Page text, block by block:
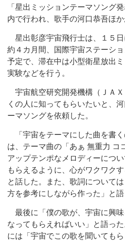
「星出ミッションテーマソング
内で行われ、歌手の河口恭吾ほか
星出彰彦宇宙飛行士は、１５日
約４カ月間、国際宇宙ステーシ
予定で、滞在中は小型衛星放出
実験などを行う。
宇宙航空研究開発機構（ＪＡ
くの人に知ってもらいたいと、
ーマソングを依頼した。
「宇宙をテーマにした曲を書
は、テーマ曲の「あぁ 無重力 コ
アップテンポなメロディーにつ
もらえるように、心がワクワク
と話した。また、歌詞について
方を参考にしながら作った」と語
最後に「僕の歌が、宇宙に興
なってもらえればいい」と語っ
には「宇宙でこの歌を聞いても